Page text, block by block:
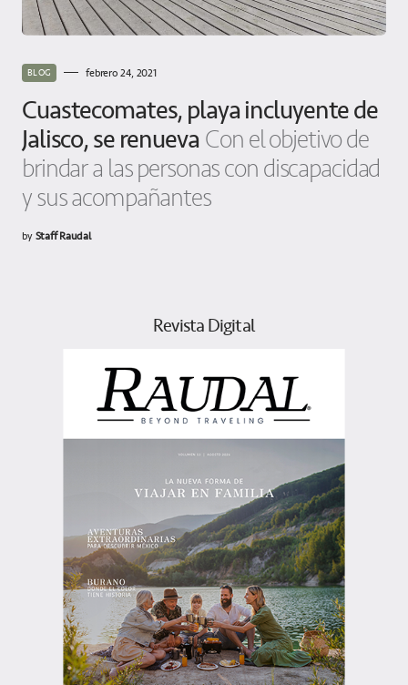
BLOG febrero 24, 2021
Cuastecomates, playa incluyente de
Jalisco, se renueva Con el objetivo de
brindar a las personas con discapacidad
y sus acompañantes
byStaff Raudal
Revista Digital